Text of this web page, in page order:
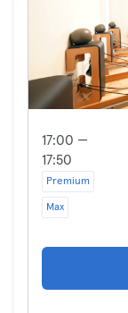
17:00 —
17:50
Premium
Max